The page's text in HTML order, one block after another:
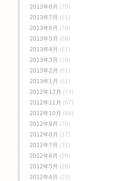
2013年8月 (70)
2013年7月 (61)
2013年6月 (78)
2013年5月 (68)
2013年4月 (61)
2013年3月 (78)
2013年2月 (61)
2013年1月 (61)
2012年12月 (74)
2012年11月 (67)
2012年10月 (66)
2012年9月 (76)
2012年8月 (17)
2012年7月 (31)
2012年6月 (26)
2012年5月 (28)
2012年4月 (25)